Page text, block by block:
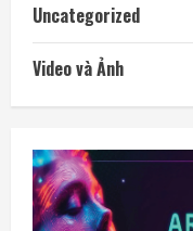
Uncategorized
Video và Ảnh